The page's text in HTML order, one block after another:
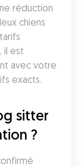
réduction
chiens
il est
avec votre
exacts.
sitter
?